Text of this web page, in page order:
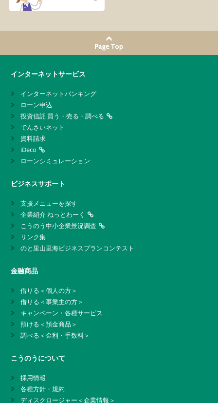
インターネットサービス
インターネットバンキング
ローン申込
投資信託 買う・売る・調べる
でんさいネット
資料請求
iDeco
ローンシミュレーション
ビジネスサポート
支援メニューを探す
企業紹介 ねっとわーく
こうのう中小企業景況調査
リンク集
のと里山里海ビジネスプランコンテスト
金融商品
借りる＜個人の方＞
借りる＜事業主の方＞
キャンペーン・各種サービス
預ける＜預金商品＞
調べる＜金利・手数料＞
こうのうについて
採用情報
各種方針・規約
ディスクロージャー＜企業情報＞